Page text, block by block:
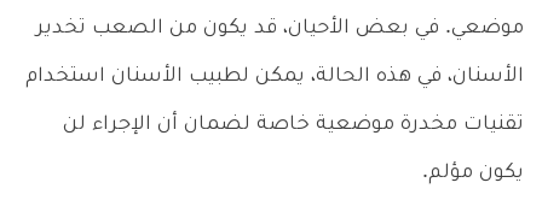
موضعي. في بعض الأحيان، قد يكون من الصعب تخدير
الأسنان، في هذه الحالة، يمكن لطبيب الأسنان استخدام
تقنيات مخدرة موضعية خاصة لضمان أن الإجراء لن
يكون مؤلم.